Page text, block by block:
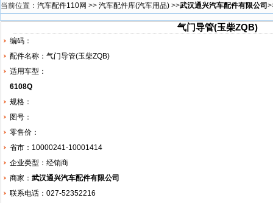
当前位置： 汽车配件110网 >> 汽车配件库(汽车用品) >>武汉通兴汽车配件有限公司
气门导管(玉柴ZQB)
编码：
配件名称：气门导管(玉柴ZQB)
适用车型：
6108Q
规格：
图号：
零售价：
省市：10000241-10001414
企业类型：经销商
商家： 武汉通兴汽车配件有限公司
联系电话：027-52352216